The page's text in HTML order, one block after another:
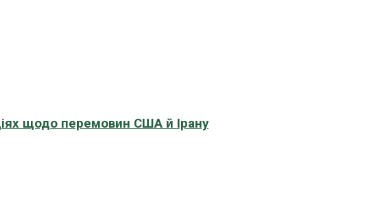
щодо перемовин США й Ірану